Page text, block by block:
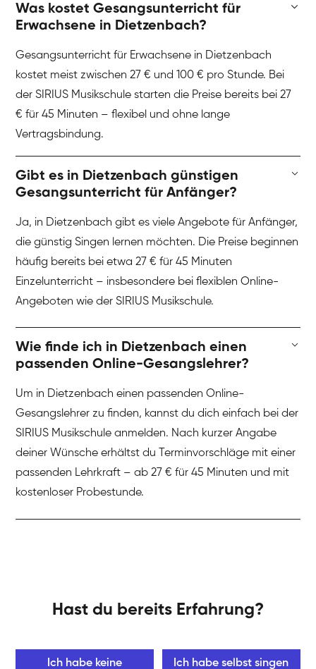
Was kostet Gesangsunterricht für
Erwachsene in Dietzenbach?
Gesangsunterricht für Erwachsene in Dietzenbach
kostet meist zwischen 27 € und 100 € pro Stunde. Bei
der SIRIUS Musikschule starten die Preise bereits bei 27
€ für 45 Minuten – flexibel und ohne lange
Vertragsbindung.
Gibt es in Dietzenbach günstigen
Gesangsunterricht für Anfänger?
Ja, in Dietzenbach gibt es viele Angebote für Anfänger,
die günstig Singen lernen möchten. Die Preise beginnen
häufig bereits bei etwa 27 € für 45 Minuten
Einzelunterricht – insbesondere bei flexiblen Online-
Angeboten wie der SIRIUS Musikschule.
Wie finde ich in Dietzenbach einen
passenden Online-Gesangslehrer?
Um in Dietzenbach einen passenden Online-
Gesangslehrer zu finden, kannst du dich einfach bei der
SIRIUS Musikschule anmelden. Nach kurzer Angabe
deiner Wünsche erhältst du Terminvorschläge mit einer
passenden Lehrkraft – ab 27 € für 45 Minuten und mit
kostenloser Probestunde.
Hast du bereits Erfahrung?
Ich habe keine Ich habe selbst singen